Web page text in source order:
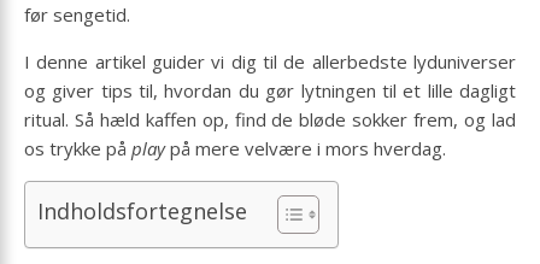
før sengetid.
I denne artikel guider vi dig til de allerbedste lyduniverser
og giver tips til, hvordan du gør lytningen til et lille dagligt
ritual. Så hæld kaffen op, find de bløde sokker frem, og lad
os trykke på playpå mere velvære i mors hverdag.
Indholdsfortegnelse